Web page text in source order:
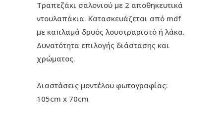
Τραπεζάκι σαλονιού με 2 αποθηκευτικά
ντουλαπάκια. Κατασκευάζεται από mdf
με καπλαμά δρυός λουστραριστό ή λάκα.
Δυνατότητα επιλογής διάστασης και
χρώματος.
Διαστάσεις μοντέλου φωτογραφίας:
105cm x 70cm